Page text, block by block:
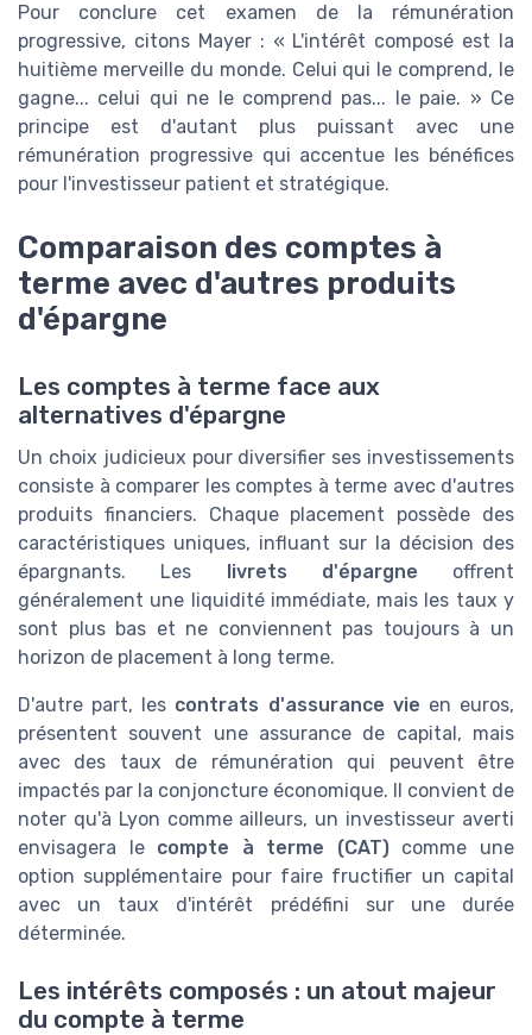
Pour conclure cet examen de la rémunération
progressive, citons Mayer : « L'intérêt composé est la
huitième merveille du monde. Celui qui le comprend, le
gagne... celui qui ne le comprend pas... le paie. » Ce
principe est d'autant plus puissant avec une
rémunération progressive qui accentue les bénéfices
pour l'investisseur patient et stratégique.
Comparaison des comptes à
terme avec d'autres produits
d'épargne
Les comptes à terme face aux
alternatives d'épargne
Un choix judicieux pour diversifier ses investissements
consiste à comparer les comptes à terme avec d'autres
produits financiers. Chaque placement possède des
caractéristiques uniques, influant sur la décision des
épargnants. Les livrets d'épargne offrent
généralement une liquidité immédiate, mais les taux y
sont plus bas et ne conviennent pas toujours à un
horizon de placement à long terme.
D'autre part, les contrats d'assurance vie en euros,
présentent souvent une assurance de capital, mais
avec des taux de rémunération qui peuvent être
impactés par la conjoncture économique. Il convient de
noter qu'à Lyon comme ailleurs, un investisseur averti
envisagera le compte à terme (CAT)comme une
option supplémentaire pour faire fructifier un capital
avec un taux d'intérêt prédéfini sur une durée
déterminée.
Les intérêts composés : un atout majeur
du compte à terme